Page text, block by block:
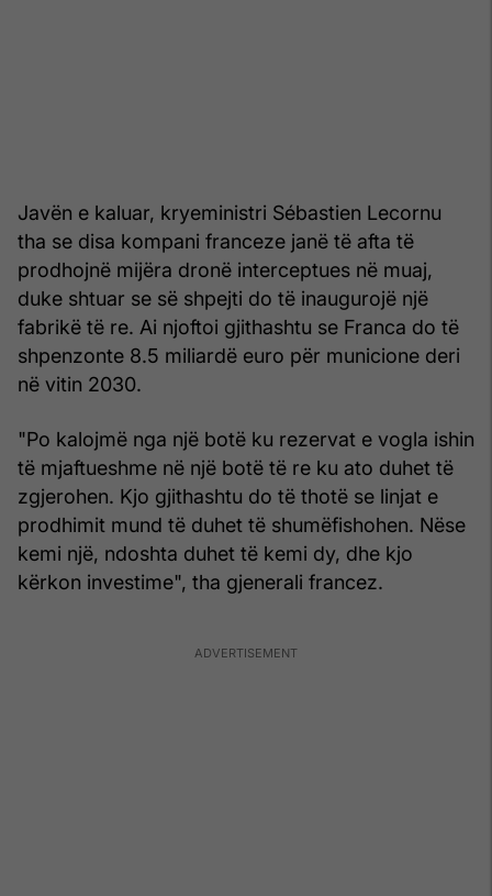
Javën e kaluar, kryeministri Sébastien Lecornu
tha se disa kompani franceze janë të afta të
prodhojnë mijëra dronë interceptues në muaj,
duke shtuar se së shpejti do të inaugurojë një
fabrikë të re. Ai njoftoi gjithashtu se Franca do të
shpenzonte 8.5 miliardë euro për municione deri
në vitin 2030.
"Po kalojmë nga një botë ku rezervat e vogla ishin
të mjaftueshme në një botë të re ku ato duhet të
zgjerohen. Kjo gjithashtu do të thotë se linjat e
prodhimit mund të duhet të shumëfishohen. Nëse
kemi një, ndoshta duhet të kemi dy, dhe kjo
kërkon investime", tha gjenerali francez.